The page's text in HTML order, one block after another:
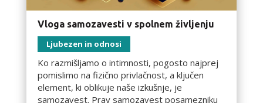
Vloga samozavesti v spolnem življenju
Ljubezen in odnosi
Ko razmišljamo o intimnosti, pogosto najprej
pomislimo na fizično privlačnost, a ključen
element, ki oblikuje naše izkušnje, je
samozavest. Prav samozavest posamezniku